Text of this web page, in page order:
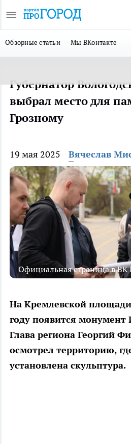
Обзорные статьи Мы ВКонтакте
Губернатор
выбрал место для
Грозному
19 мая 2025 Вячеслав
Официальная страница в ВК
На Кремлевской
году появится монумент
Глава региона Георгий
осмотрел территорию,
установлена скульптура.